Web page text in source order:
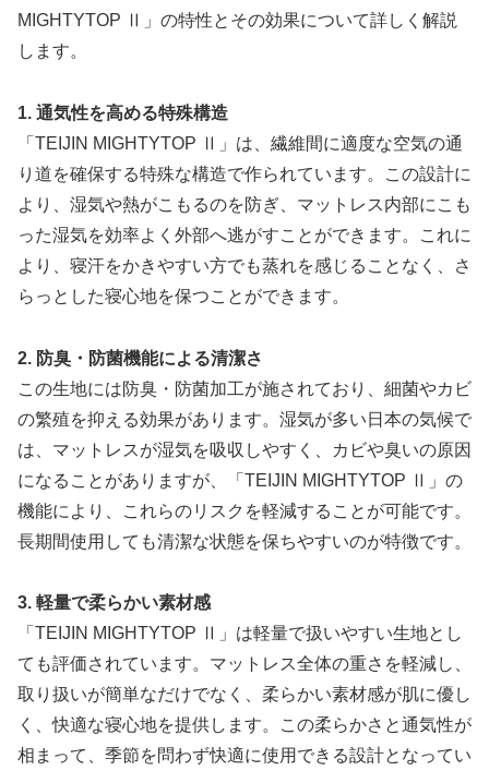
MIGHTYTOP Ⅱ」の特性とその効果について詳しく解説
します。
1. 通気性を高める特殊構造
「TEIJIN MIGHTYTOP Ⅱ」は、繊維間に適度な空気の通
り道を確保する特殊な構造で作られています。この設計に
より、湿気や熱がこもるのを防ぎ、マットレス内部にこも
った湿気を効率よく外部へ逃がすことができます。これに
より、寝汗をかきやすい方でも蒸れを感じることなく、さ
らっとした寝心地を保つことができます。
2. 防臭・防菌機能による清潔さ
この生地には防臭・防菌加工が施されており、細菌やカビ
の繁殖を抑える効果があります。湿気が多い日本の気候で
は、マットレスが湿気を吸収しやすく、カビや臭いの原因
になることがありますが、「TEIJIN MIGHTYTOP Ⅱ」の
機能により、これらのリスクを軽減することが可能です。
長期間使用しても清潔な状態を保ちやすいのが特徴です。
3. 軽量で柔らかい素材感
「TEIJIN MIGHTYTOP Ⅱ」は軽量で扱いやすい生地とし
ても評価されています。マットレス全体の重さを軽減し、
取り扱いが簡単なだけでなく、柔らかい素材感が肌に優し
く、快適な寝心地を提供します。この柔らかさと通気性が
相まって、季節を問わず快適に使用できる設計となってい